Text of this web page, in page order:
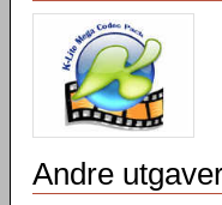
Andre